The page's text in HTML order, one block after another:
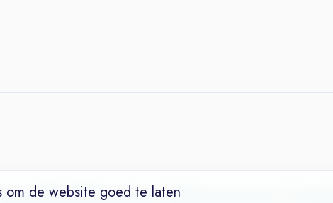
NichesWerkgeversOver OnsMaak een Succesvol CV
om de website goed te laten